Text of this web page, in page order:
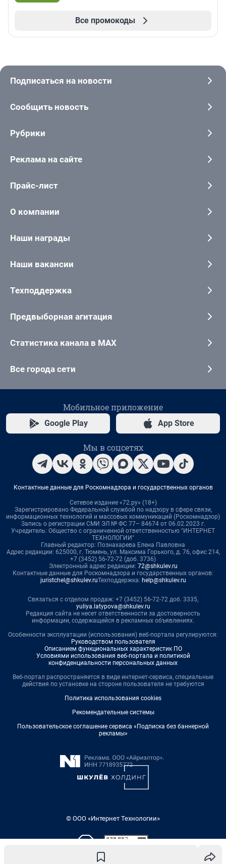
Все промокоды
Подписаться на новости
Сообщить новость
Рубрики
Реклама на сайте
Прайс-лист
О компании
Наши награды
Наши вакансии
Техподдержка
Предвыборная агитация
Статистика канала в MAX
Все города сети
Мобильное приложение
Google Play App Store
Мы в соцсетях
Контактные данные для Роскомнадзора и государственных органов
Сетевое издание «72.ру» (18+)
Зарегистрировано Федеральной службой по надзору в сфере связи,
информационных технологий и массовых коммуникаций (Роскомнадзор)
Запись о регистрации СМИ ЭЛ № ФС 77– 84674 от 06.02.2023 г.
Учредитель: Общество с ограниченной ответственностью "ИНТЕРНЕТ
ТЕХНОЛОГИИ"
Главный редактор: Познахарева Елена Павловна
Адрес редакции: 625000, г. Тюмень, ул. Максима Горького, д. 76, офис 214,
+7 (3452) 56-72-72 (доб. 3736)
Электронный адрес редакции: 72@shkulev.ru
Контактные данные для Роскомнадзора и государственных органов:
juristchel@shkulev.ruТехподдержка: help@shkulev.ru
Связаться с отделом продаж: +7 (3452) 56-72-72 доб. 3335,
yuliya.latypova@shkulev.ru
Редакция сайта не несет ответственности за достоверность
информации, содержащейся в рекламных объявлениях.
Особенности эксплуатации (использования) веб-портала регулируются:
Руководством пользователя
Описанием функциональных характеристик ПО
Условиями использования веб-портала и политикой
конфиденциальности персональных данных
Веб-портал распространяется в виде интернет-сервиса, специальные
действия по установке на стороне пользователя не требуются
Политика использования cookies
Рекомендательные системы
Пользовательское соглашение сервиса «Подписка без баннерной
рекламы»
© ООО «Интернет Технологии»